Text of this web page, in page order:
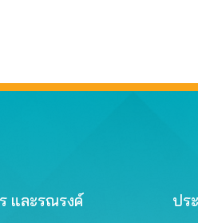
และรณรงค์ ปร